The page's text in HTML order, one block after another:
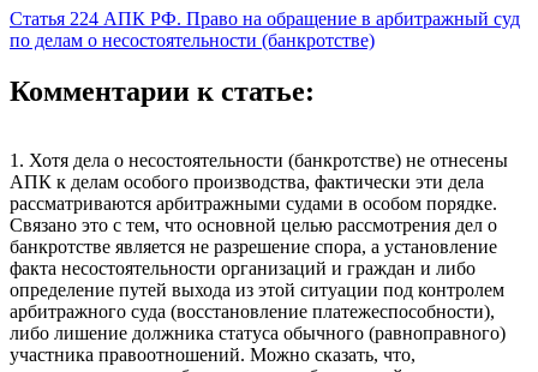
Статья 224 АПК РФ. Право на обращение в арбитражный суд
по делам о несостоятельности (банкротстве)
Комментарии к статье:
1. Хотя дела о несостоятельности (банкротстве) не отнесены
АПК к делам особого производства, фактически эти дела
рассматриваются арбитражными судами в особом порядке.
Связано это с тем, что основной целью рассмотрения дел о
банкротстве является не разрешение спора, а установление
факта несостоятельности организаций и граждан и либо
определение путей выхода из этой ситуации под контролем
арбитражного суда (восстановление платежеспособности),
либо лишение должника статуса обычного (равноправного)
участника правоотношений. Можно сказать, что,